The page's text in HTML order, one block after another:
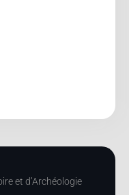
et d’Archéologie